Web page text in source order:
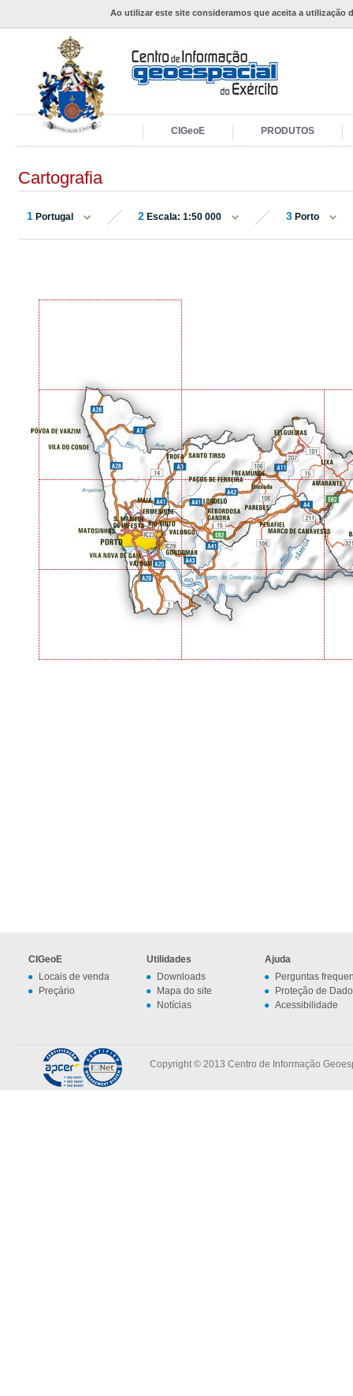
Ao utilizar este site consideramos que aceita a utilização
CIGeoE PRODUTOS
Cartografia
1 Portugal 2 Escala: 1:50 000 3 Porto
CIGeoE
Locais de venda
Preçário
Utilidades
Downloads
Mapa do site
Notícias
Ajuda
Perguntas
Proteção de
Acessibilidade
Copyright © 2013 Centro de Informação